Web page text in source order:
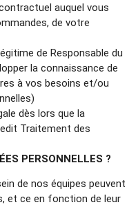
auquel vous
de votre
de Responsable du
la connaissance de
à vos besoins et/ou
dès lors que la
Traitement des
PERSONNELLES ?
de nos équipes peuvent
et ce en fonction de leur